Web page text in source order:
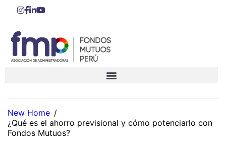
New Home /
¿Qué es el ahorro previsional y cómo potenciarlo con
Fondos Mutuos?